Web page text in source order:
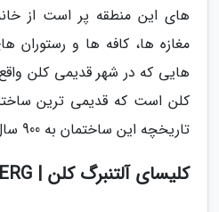
های این منطقه پر است از
مغازه ها، کافه ها و رستوران
هایی که در شهر قدیمی کلن
کلن است که قدیمی ترین
تاریخچه این ساختمان به 900 سال قبل بر می گردد.
کلیسای آلتنبرگ کلن | ALTENBERG